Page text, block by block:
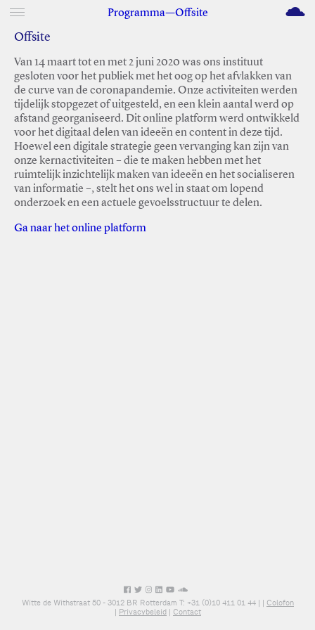
Programma—Offsite M
Offsite
Van 14 maart tot en met 2 juni 2020 was ons instituut
gesloten voor het publiek met het oog op het afvlakken van
de curve van de coronapandemie. Onze activiteiten werden
tijdelijk stopgezet of uitgesteld, en een klein aantal werd op
afstand georganiseerd. Dit online platform werd ontwikkeld
voor het digitaal delen van ideeën en content in deze tijd.
Hoewel een digitale strategie geen vervanging kan zijn van
onze kernactiviteiten – die te maken hebben met het
ruimtelijk inzichtelijk maken van ideeën en het socialiseren
van informatie –, stelt het ons wel in staat om lopend
onderzoek en een actuele gevoelsstructuur te delen.
Ga naar het online platform
Witte de Withstraat 50 - 3012 BR Rotterdam T: +31 (0)10 411 01 44 | | Colofon
| Privacybeleid| Contact